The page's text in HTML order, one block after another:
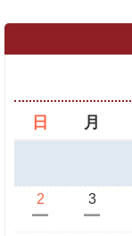
日 月
2
ー
3
ー